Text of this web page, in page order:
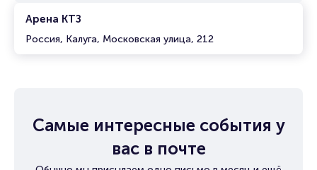
Арена КТЗ
Россия, Калуга, Московская улица, 212
Самые интересные события у
вас в почте